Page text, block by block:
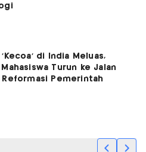
di India Meluas,
Mahasiswa Turun ke Jalan
Pemerintah